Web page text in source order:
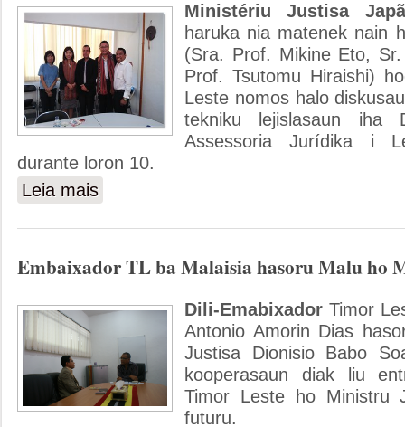
Ministériu Justisa
haruka nia matenek nain
(Sra. Prof. Mikine Eto,
Prof. Tsutomu Hiraishi)
Leste nomos halo
tekniku lejislasaun iha
Assessoria Jurídika i
durante loron 10.
Leia mais
Embaixador TL ba Malaisia hasoru Malu ho
Dili-Emabixador Timor
Antonio Amorin Dias
Justisa Dionisio Babo
kooperasaun diak liu
Timor Leste ho Ministru
futuru.